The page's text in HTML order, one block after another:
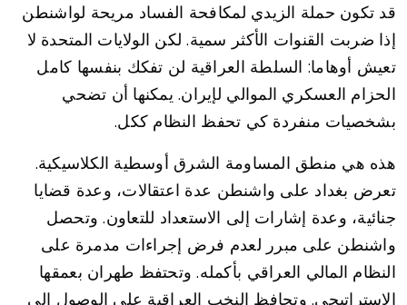
قد تكون حملة الزيدي لمكافحة الفساد مريحة لواشنطن
إذا ضربت القنوات الأكثر سمية. لكن الولايات المتحدة لا
تعيش أوهاما: السلطة العراقية لن تفكك بنفسها كامل
الحزام العسكري الموالي لإيران. يمكنها أن تضحي
بشخصيات منفردة كي تحفظ النظام ككل.
هذه هي منطق المساومة الشرق أوسطية الكلاسيكية.
تعرض بغداد على واشنطن عدة اعتقالات، وعدة قضايا
جنائية، وعدة إشارات إلى الاستعداد للتعاون. وتحصل
واشنطن على مبرر لعدم فرض إجراءات مدمرة على
النظام المالي العراقي بأكمله. وتحتفظ طهران بعمقها
الاستراتيجي. وتحافظ النخب العراقية على الوصول إلى